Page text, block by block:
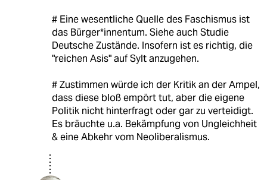
# Eine wesentliche Quelle des Faschismus ist
das Bürger*innentum. Siehe auch Studie
Deutsche Zustände. Insofern ist es richtig, die
"reichen Asis" auf Sylt anzugehen.
# Zustimmen würde ich der Kritik an der Ampel,
dass diese bloß empört tut, aber die eigene
Politik nicht hinterfragt oder gar zu verteidigt.
Es bräuchte u.a. Bekämpfung von Ungleichheit
& eine Abkehr vom Neoliberalismus.